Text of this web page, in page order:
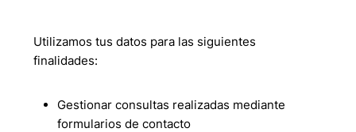
Utilizamos tus datos para las siguientes
finalidades:
Gestionar consultas realizadas mediante
formularios de contacto